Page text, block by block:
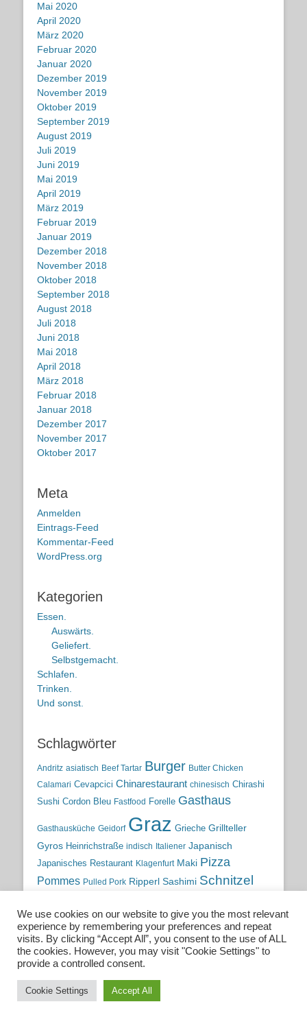
Mai 2020
April 2020
März 2020
Februar 2020
Januar 2020
Dezember 2019
November 2019
Oktober 2019
September 2019
August 2019
Juli 2019
Juni 2019
Mai 2019
April 2019
März 2019
Februar 2019
Januar 2019
Dezember 2018
November 2018
Oktober 2018
September 2018
August 2018
Juli 2018
Juni 2018
Mai 2018
April 2018
März 2018
Februar 2018
Januar 2018
Dezember 2017
November 2017
Oktober 2017
Meta
Anmelden
Eintrags-Feed
Kommentar-Feed
WordPress.org
Kategorien
Essen.
Auswärts.
Geliefert.
Selbstgemacht.
Schlafen.
Trinken.
Und sonst.
Schlagwörter
Andritz asiatisch Beef Tartar Burger Butter Chicken
Calamari Cevapcici Chinarestaurant chinesisch Chirashi
Sushi Cordon Bleu Fastfood Forelle Gasthaus
Gasthausküche Geidorf Graz Grieche Grillteller
Gyros Heinrichstraße indisch Italiener Japanisch
Japanisches Restaurant Klagenfurt Maki Pizza
Pommes Pulled Pork Ripperl Sashimi Schnitzel
traditionelle Küche Traditionsgasthaus Vulkanland
Wien Wild österreichische Küche
österreichische Wirtshausküche
We use cookies on our website to give you the most relevant
experience by remembering your preferences and repeat
visits. By clicking “Accept All”, you consent to the use of ALL
the cookies. However, you may visit "Cookie Settings" to
provide a controlled consent.
Cookie Settings Accept All